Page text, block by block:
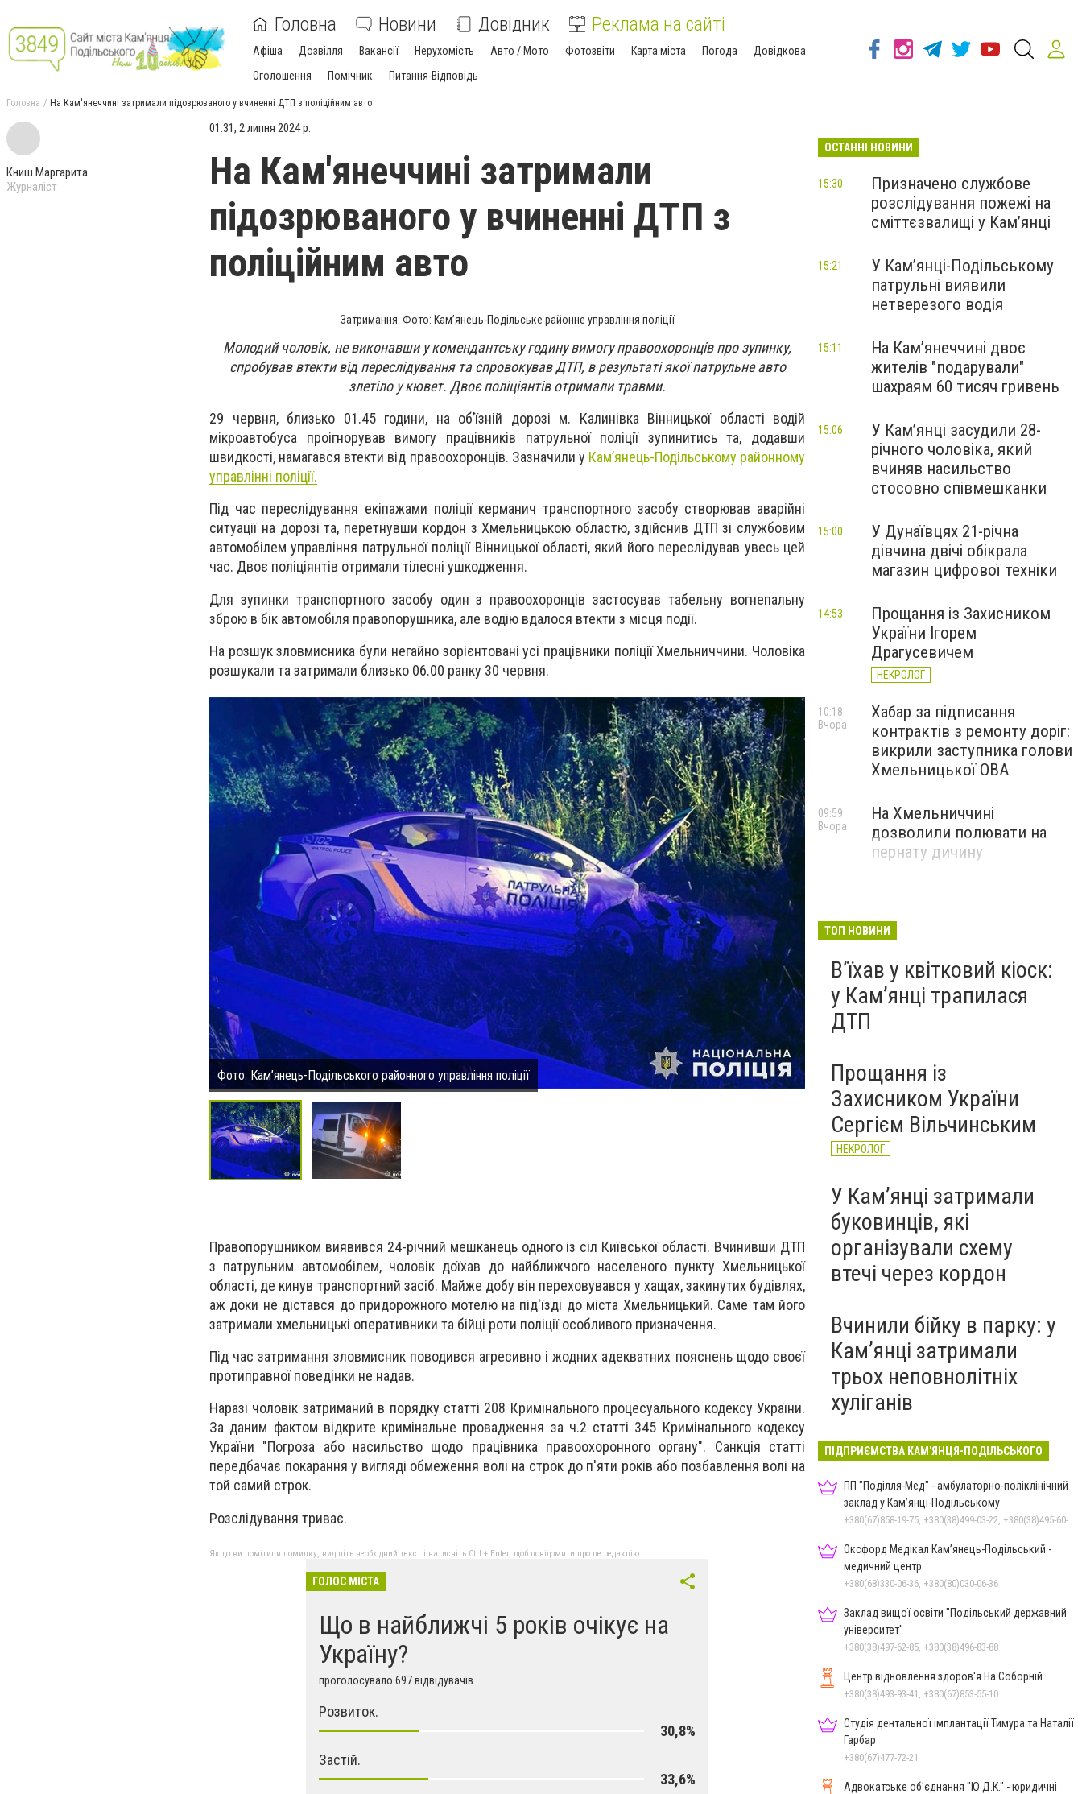
Головна Новини Довідник Реклама на сайті
Афіша Дозвілля Вакансії Нерухомість Авто / Мото Фотозвіти Карта міста Погода
Довідкова
Оголошення
Помічник Питання-Відповідь
Головна На Кам'янеччині затримали підозрюваного у вчиненні ДТП з поліційним авто
Книш Маргарита
Журналіст
01:31, 2 липня 2024 р.
На Кам'янеччині затримали
підозрюваного у вчиненні ДТП з
поліційним авто
Затримання. Фото: Кам’янець-Подільське районне управління поліції
Молодий чоловік, не виконавши у комендантську годину вимогу правоохоронців про зупинку,
спробував втекти від переслідування та спровокував ДТП, в результаті якої патрульне авто
злетіло у кювет. Двоє поліціянтів отримали травми.
29 червня, близько 01.45 години, на об’їзній дорозі м. Калинівка Вінницької області водій
мікроавтобуса проігнорував вимогу працівників патрульної поліції зупинитись та, додавши
швидкості, намагався втекти від правоохоронців. Зазначили у Кам’янець-Подільському районному
управлінні поліції.
Під час переслідування екіпажами поліції керманич транспортного засобу створював аварійні
ситуації на дорозі та, перетнувши кордон з Хмельницькою областю, здійснив ДТП зі службовим
автомобілем управління патрульної поліції Вінницької області, який його переслідував увесь цей
час. Двоє поліціянтів отримали тілесні ушкодження.
Для зупинки транспортного засобу один з правоохоронців застосував табельну вогнепальну
зброю в бік автомобіля правопорушника, але водію вдалося втекти з місця події.
На розшук зловмисника були негайно зорієнтовані усі працівники поліції Хмельниччини. Чоловіка
розшукали та затримали близько 06.00 ранку 30 червня.
Фото: Кам’янець-Подільського районного управління поліції Фото: Кам’янець-Подільського районного
Правопорушником виявився 24-річний мешканець одного із сіл Київської області. Вчинивши ДТП
з патрульним автомобілем, чоловік доїхав до найближчого населеного пункту Хмельницької
області, де кинув транспортний засіб. Майже добу він переховувався у хащах, закинутих будівлях,
аж доки не дістався до придорожного мотелю на під'їзді до міста Хмельницький. Саме там його
затримали хмельницькі оперативники та бійці роти поліції особливого призначення.
Під час затримання зловмисник поводився агресивно і жодних адекватних пояснень щодо своєї
протиправної поведінки не надав.
Наразі чоловік затриманий в порядку статті 208 Кримінального процесуального кодексу України.
За даним фактом відкрите кримінальне провадження за ч.2 статті 345 Кримінального кодексу
України "Погроза або насильство щодо працівника правоохоронного органу". Санкція статті
передбачає покарання у вигляді обмеження волі на строк до п'яти років або позбавлення волі на
той самий строк.
Розслідування триває.
Якщо ви помітили помилку, виділіть необхідний текст і натисніть Ctrl + Enter, щоб повідомити про це редакцію
ГОЛОС МІСТА
Що в найближчі 5 років очікує на
Україну?
проголосувало 697 відвідувачів
Розвиток.
30,8%
Застій.
33,6%
ОСТАННІ НОВИНИ
Призначено службове
розслідування пожежі на
сміттєзвалищі у Кам’янці
15:30
У Кам’янці-Подільському
патрульні виявили
нетверезого водія
15:21
На Камʼянеччині двоє
жителів "подарували"
шахраям 60 тисяч гривень
15:11
У Камʼянці засудили 28-
річного чоловіка, який
вчиняв насильство
стосовно співмешканки
15:06
У Дунаївцях 21-річна
дівчина двічі обікрала
магазин цифрової техніки
15:00
Прощання із Захисником
України Ігорем
Драгусевичем
НЕКРОЛОГ
14:53
Хабар за підписання
контрактів з ремонту доріг:
викрили заступника голови
Хмельницької ОВА
10:18
Вчора
На Хмельниччині
дозволили полювати на
пернату дичину
09:59
Вчора
ТОП НОВИНИ
Вʼїхав у квітковий кіоск:
у Камʼянці трапилася
ДТП
Прощання із
Захисником України
Сергієм Вільчинським
НЕКРОЛОГ
У Кам’янці затримали
буковинців, які
організували схему
втечі через кордон
Вчинили бійку в парку: у
Кам’янці затримали
трьох неповнолітніх
хуліганів
ПІДПРИЄМСТВА КАМ'ЯНЦЯ-ПОДІЛЬСЬКОГО
ПП "Поділля-Мед" - амбулаторно-поліклінічний
заклад у Кам’янці-Подільському
+380(67)858-19-75, +380(38)499-03-22, +380(38)495-60-27
Оксфорд Медікал Кам’янець-Подільський -
медичний центр
+380(68)330-06-36, +380(80)030-06-36
Заклад вищої освіти "Подільський державний
університет"
+380(38)497-62-85, +380(38)496-83-88
Центр відновлення здоров'я На Соборній
+380(38)493-93-41, +380(67)853-55-10
Студія дентальної імплантації Тимура та Наталії
Гарбар
+380(67)477-72-21
Адвокатське об'єднання "Ю.Д.К." - юридичні